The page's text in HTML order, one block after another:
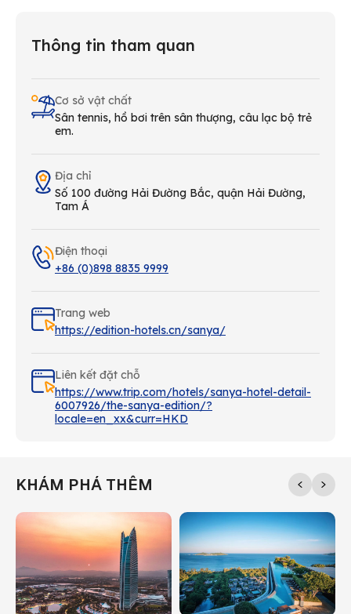
Thông tin tham quan
Cơ sở vật chất
Sân tennis, hồ bơi trên sân thượng, câu lạc bộ trẻ
em.
Địa chỉ
Số 100 đường Hải Đường Bắc, quận Hải Đường,
Tam Á
Điện thoại
+86 (0)898 8835 9999
Trang web
https://edition-hotels.cn/sanya/
Liên kết đặt chỗ
https://www.trip.com/hotels/sanya-hotel-detail-
6007926/the-sanya-edition/?
locale=en_xx&curr=HKD
KHÁM PHÁ THÊM